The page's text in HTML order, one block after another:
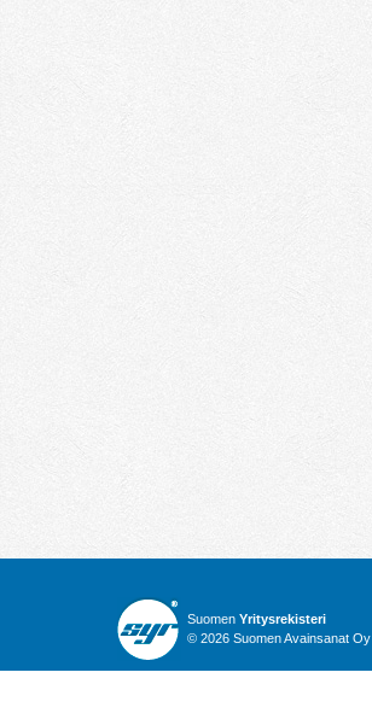
Suomen Yritysrekisteri
© 2026 Suomen Avainsanat Oy